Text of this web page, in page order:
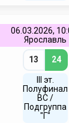
06.03.2026,
Ярославль
13 24
III эт.
Полуфинал
ВC /
Подгруппа
"Г"